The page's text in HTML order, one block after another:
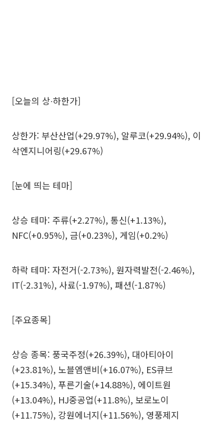
[오늘의 상∙하한가]
상한가: 부산산업(+29.97%), 알루코(+29.94%), 이
삭엔지니어링(+29.67%)
[눈에 띄는 테마]
상승 테마: 주류(+2.27%), 통신(+1.13%),
NFC(+0.95%), 금(+0.23%), 게임(+0.2%)
하락 테마: 자전거(-2.73%), 원자력발전(-2.46%),
IT(-2.31%), 사료(-1.97%), 패션(-1.87%)
[주요종목]
상승 종목: 풍국주정(+26.39%), 대아티아이
(+23.81%), 노블엠앤비(+16.07%), ES큐브
(+15.34%), 푸른기술(+14.88%), 에이트원
(+13.04%), HJ중공업(+11.8%), 보로노이
(+11.75%), 강원에너지(+11.56%), 영풍제지